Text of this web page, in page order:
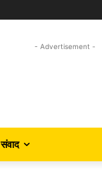
- Advertisement -
संवाद